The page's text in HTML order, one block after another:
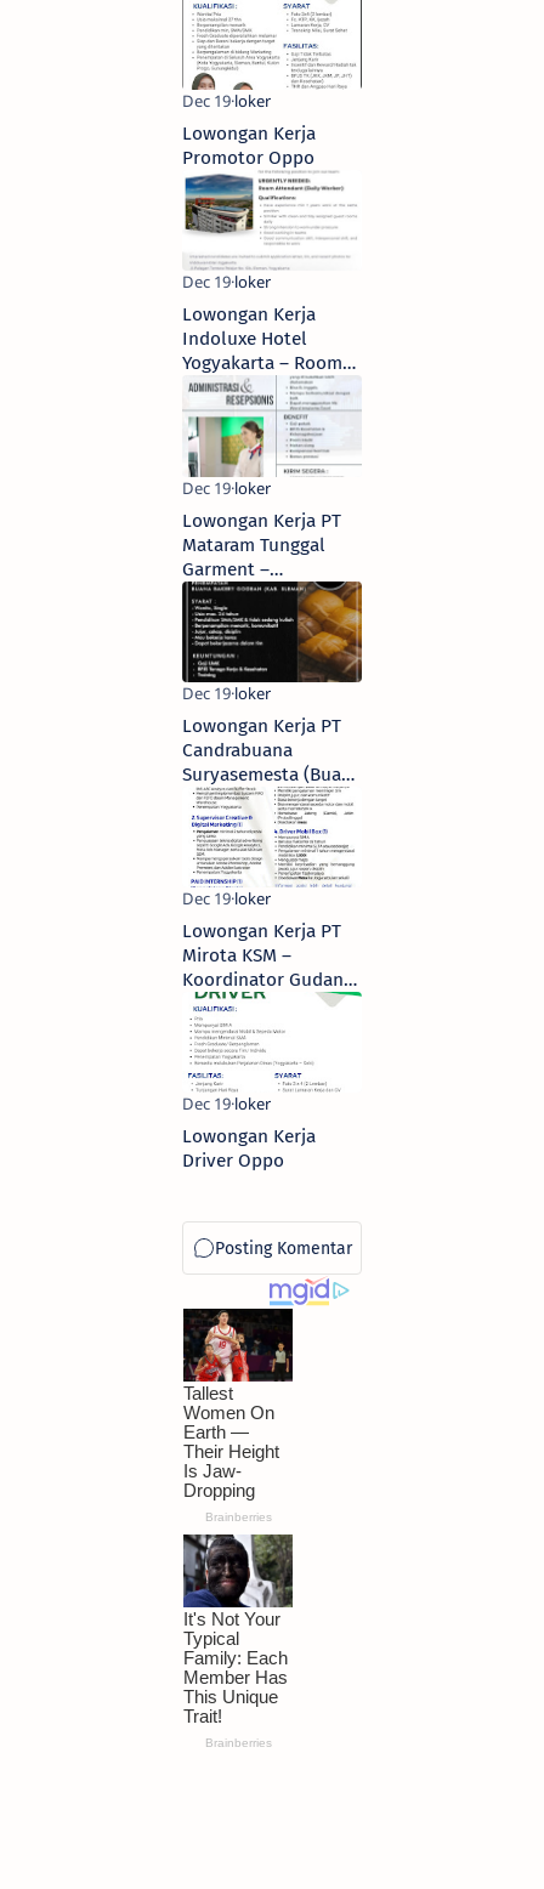
Lowongan Kerja
Promotor Oppo
Lowongan Kerja
Indoluxe Hotel
Yogyakarta – Room
Attendant & Waiter
Lowongan Kerja PT
Mataram Tunggal
Garment –
Administrasi &
Resepsionis
Lowongan Kerja PT
Candrabuana
Suryasemesta (Buana
Bakery & Coffee) –
Pramuniaga/SPG
Lowongan Kerja PT
Mirota KSM –
Koordinator Gudang,
Spv Creative &
Digital Marketing,
Spv Sales, Driver
Mobil Box, & Paid
Internship
Lowongan Kerja
Driver Oppo